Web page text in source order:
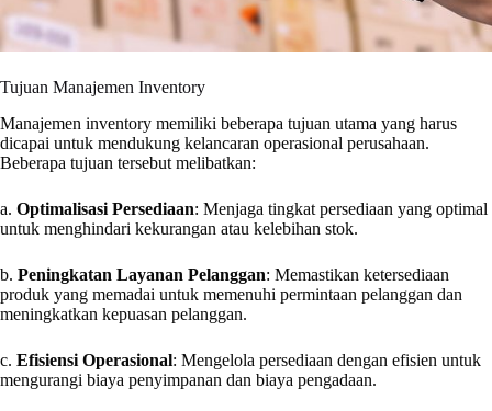
Tujuan Manajemen Inventory
Manajemen inventory memiliki beberapa tujuan utama yang harus
dicapai untuk mendukung kelancaran operasional perusahaan.
Beberapa tujuan tersebut melibatkan:
a. Optimalisasi Persediaan: Menjaga tingkat persediaan yang optimal
untuk menghindari kekurangan atau kelebihan stok.
b. Peningkatan Layanan Pelanggan: Memastikan ketersediaan
produk yang memadai untuk memenuhi permintaan pelanggan dan
meningkatkan kepuasan pelanggan.
c. Efisiensi Operasional: Mengelola persediaan dengan efisien untuk
mengurangi biaya penyimpanan dan biaya pengadaan.